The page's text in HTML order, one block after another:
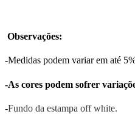
Observações:
-Medidas podem variar em até
-As cores podem sofrer
-Fundo da estampa off white.